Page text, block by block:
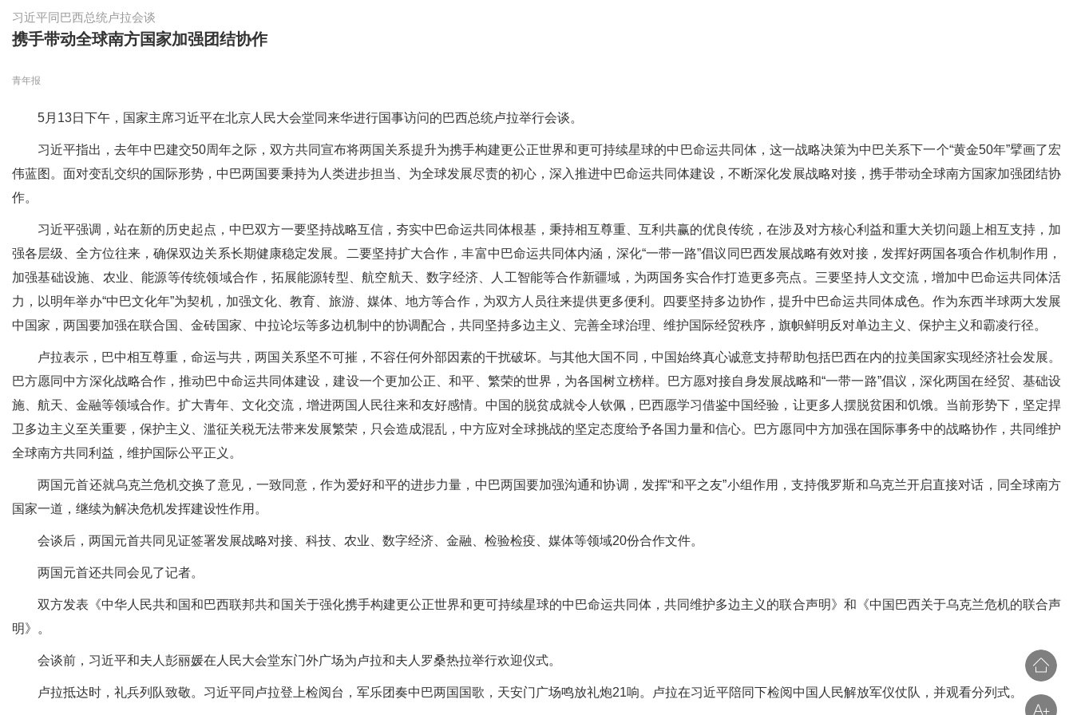
习近平同巴西总统卢拉会谈
携手带动全球南方国家加强团结协作
青年报
5月13日下午，国家主席习近平在北京人民大会堂同来华进行国事访问的巴西总统卢拉举行会谈。
习近平指出，去年中巴建交50周年之际，双方共同宣布将两国关系提升为携手构建更公正世界和更可持续星球的中巴命运共同体，这一战略决策为中巴关系下一个“黄金50年”擘画了宏
伟蓝图。面对变乱交织的国际形势，中巴两国要秉持为人类进步担当、为全球发展尽责的初心，深入推进中巴命运共同体建设，不断深化发展战略对接，携手带动全球南方国家加强团结协
作。
习近平强调，站在新的历史起点，中巴双方一要坚持战略互信，夯实中巴命运共同体根基，秉持相互尊重、互利共赢的优良传统，在涉及对方核心利益和重大关切问题上相互支持，加
强各层级、全方位往来，确保双边关系长期健康稳定发展。二要坚持扩大合作，丰富中巴命运共同体内涵，深化“一带一路”倡议同巴西发展战略有效对接，发挥好两国各项合作机制作用，
加强基础设施、农业、能源等传统领域合作，拓展能源转型、航空航天、数字经济、人工智能等合作新疆域，为两国务实合作打造更多亮点。三要坚持人文交流，增加中巴命运共同体活
力，以明年举办“中巴文化年”为契机，加强文化、教育、旅游、媒体、地方等合作，为双方人员往来提供更多便利。四要坚持多边协作，提升中巴命运共同体成色。作为东西半球两大发展
中国家，两国要加强在联合国、金砖国家、中拉论坛等多边机制中的协调配合，共同坚持多边主义、完善全球治理、维护国际经贸秩序，旗帜鲜明反对单边主义、保护主义和霸凌行径。
卢拉表示，巴中相互尊重，命运与共，两国关系坚不可摧，不容任何外部因素的干扰破坏。与其他大国不同，中国始终真心诚意支持帮助包括巴西在内的拉美国家实现经济社会发展。
巴方愿同中方深化战略合作，推动巴中命运共同体建设，建设一个更加公正、和平、繁荣的世界，为各国树立榜样。巴方愿对接自身发展战略和“一带一路”倡议，深化两国在经贸、基础设
施、航天、金融等领域合作。扩大青年、文化交流，增进两国人民往来和友好感情。中国的脱贫成就令人钦佩，巴西愿学习借鉴中国经验，让更多人摆脱贫困和饥饿。当前形势下，坚定捍
卫多边主义至关重要，保护主义、滥征关税无法带来发展繁荣，只会造成混乱，中方应对全球挑战的坚定态度给予各国力量和信心。巴方愿同中方加强在国际事务中的战略协作，共同维护
全球南方共同利益，维护国际公平正义。
两国元首还就乌克兰危机交换了意见，一致同意，作为爱好和平的进步力量，中巴两国要加强沟通和协调，发挥“和平之友”小组作用，支持俄罗斯和乌克兰开启直接对话，同全球南方
国家一道，继续为解决危机发挥建设性作用。
会谈后，两国元首共同见证签署发展战略对接、科技、农业、数字经济、金融、检验检疫、媒体等领域20份合作文件。
两国元首还共同会见了记者。
双方发表《中华人民共和国和巴西联邦共和国关于强化携手构建更公正世界和更可持续星球的中巴命运共同体，共同维护多边主义的联合声明》和《中国巴西关于乌克兰危机的联合声
明》。
会谈前，习近平和夫人彭丽媛在人民大会堂东门外广场为卢拉和夫人罗桑热拉举行欢迎仪式。
卢拉抵达时，礼兵列队致敬。习近平同卢拉登上检阅台，军乐团奏中巴两国国歌，天安门广场鸣放礼炮21响。卢拉在习近平陪同下检阅中国人民解放军仪仗队，并观看分列式。